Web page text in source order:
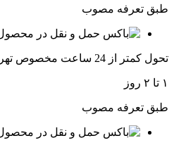
طبق تعرفه مصوب
تحول کمتر از 24 ساعت مخصوص تهران
۱ تا ۲ روز
طبق تعرفه مصوب